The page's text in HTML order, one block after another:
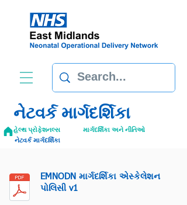
નેટવર્ક માર્ગદર્શિકા
હેલ્થ પ્રોફેશનલ્સ
માર્ગદર્શિકા અને નીતિઓ
નેટવર્ક માર્ગદર્શિકા
EMNODN માર્ગદર્શિકા એસ્કેલેશન
પોલિસી v1